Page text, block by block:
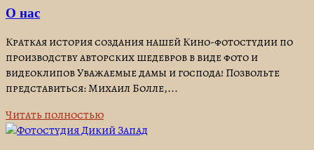
О нас
Краткая история создания нашей Кино-фотостудии по
производству авторских шедевров в виде фото и
видеоклипов Уважаемые дамы и господа! Позвольте
представиться: Михаил Болле,...
Читать полностью